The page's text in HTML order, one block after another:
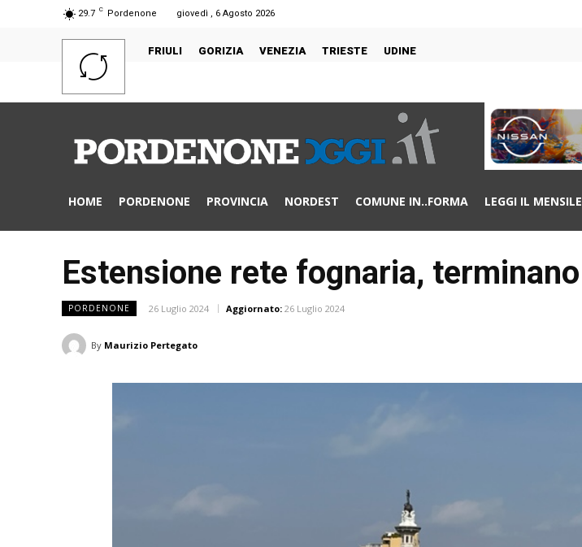
29.7 C Pordenone giovedì , 6 Agosto 2026
FRIULI GORIZIA VENEZIA TRIESTE UDINE
HOME PORDENONE PROVINCIA NORDEST COMUNE IN..FORMA LEGGI IL MENSILE
Estensione rete fognaria,
PORDENONE 26 Luglio 2024 Aggiornato: 26 Luglio 2024
By Maurizio Pertegato